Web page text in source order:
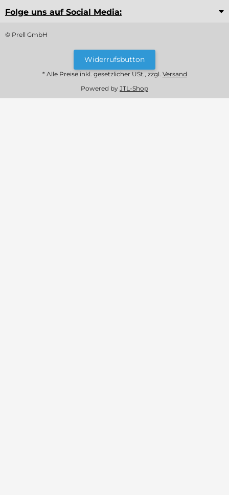
Folge uns auf Social Media:
© Prell GmbH
Widerrufsbutton
* Alle Preise inkl. gesetzlicher USt., zzgl. Versand
Powered by JTL-Shop